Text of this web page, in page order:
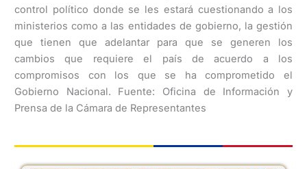
control político donde se les estará cuestionando a los
ministerios como a las entidades de gobierno, la gestión
que tienen que adelantar para que se generen los
cambios que requiere el país de acuerdo a los
compromisos con los que se ha comprometido el
Gobierno Nacional. Fuente: Oficina de Información y
Prensa de la Cámara de Representantes